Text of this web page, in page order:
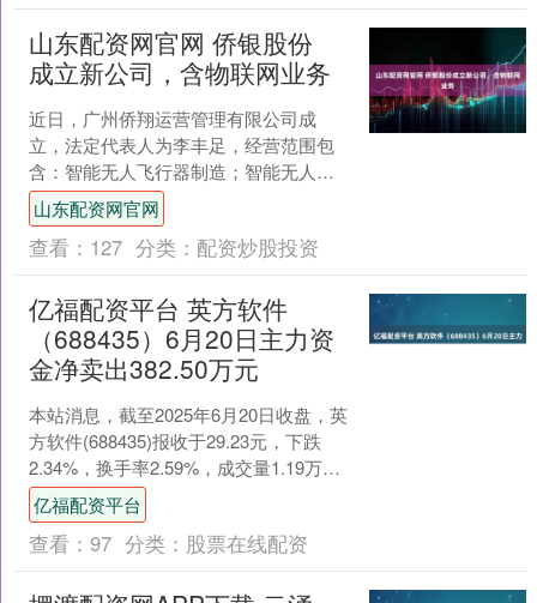
山东配资网官网 侨银股份
成立新公司，含物联网业务
近日，广州侨翔运营管理有限公司成
立，法定代表人为李丰足，经营范围包
含：智能无人飞行器制造；智能无人飞
行器销售；物联网技术研发；民用航空
器零部件设计和生产等。企查....
山东配资网官网
查看： 127 分类： 配资炒股投资
亿福配资平台 英方软件
（688435）6月20日主力资
金净卖出382.50万元
本站消息，截至2025年6月20日收盘，英
方软件(688435)报收于29.23元，下跌
2.34%，换手率2.59%，成交量1.19万
手，成交额3529.02万....
亿福配资平台
查看： 97 分类： 股票在线配资